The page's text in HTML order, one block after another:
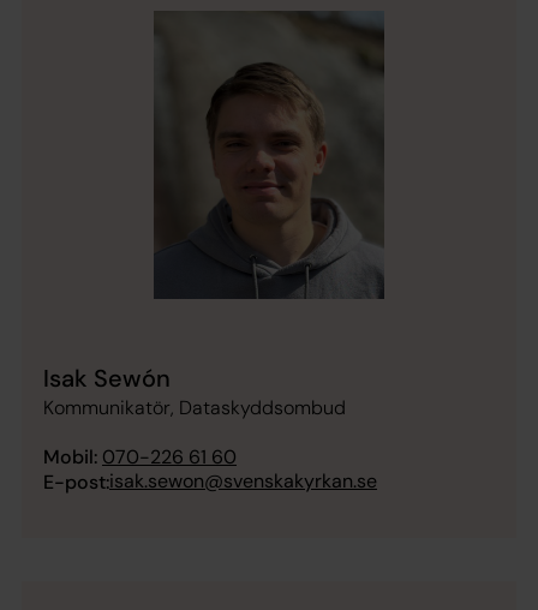
Isak Sewón
Kommunikatör, Dataskyddsombud
Mobil: 070-226 61 60
E-post:isak.sewon@svenskakyrkan.se